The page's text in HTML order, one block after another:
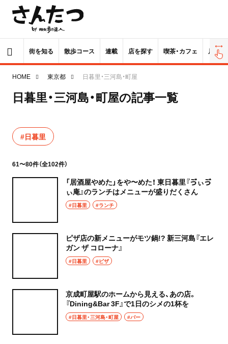
街を知る 散歩コース 連載 店を探す 喫茶・カフェ 居酒屋
HOME 東京都 日暮里・三河島・町屋
日暮里・三河島・町屋の記事一覧
#日暮里
61〜80件（全102件）
「居酒屋やめた」をや〜めた！ 東日暮里『ゔぃゔ
ぃ庵』のランチはメニューが盛りだくさん
#日暮里 #ランチ
ピザ店の新メニューがモツ鍋!? 新三河島『エレ
ガン ザ コローナ』
#日暮里 #ピザ
京成町屋駅のホームから見える、あの店。
『Dining&Bar 3F』で1日のシメの1杯を
#日暮里・三河島・町屋 #バー